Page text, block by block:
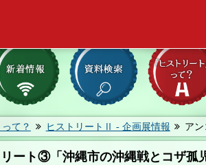
て？ ヒストリートⅡ - 企画展情報 ア
ート③「沖縄市の沖縄戦とコザ孤